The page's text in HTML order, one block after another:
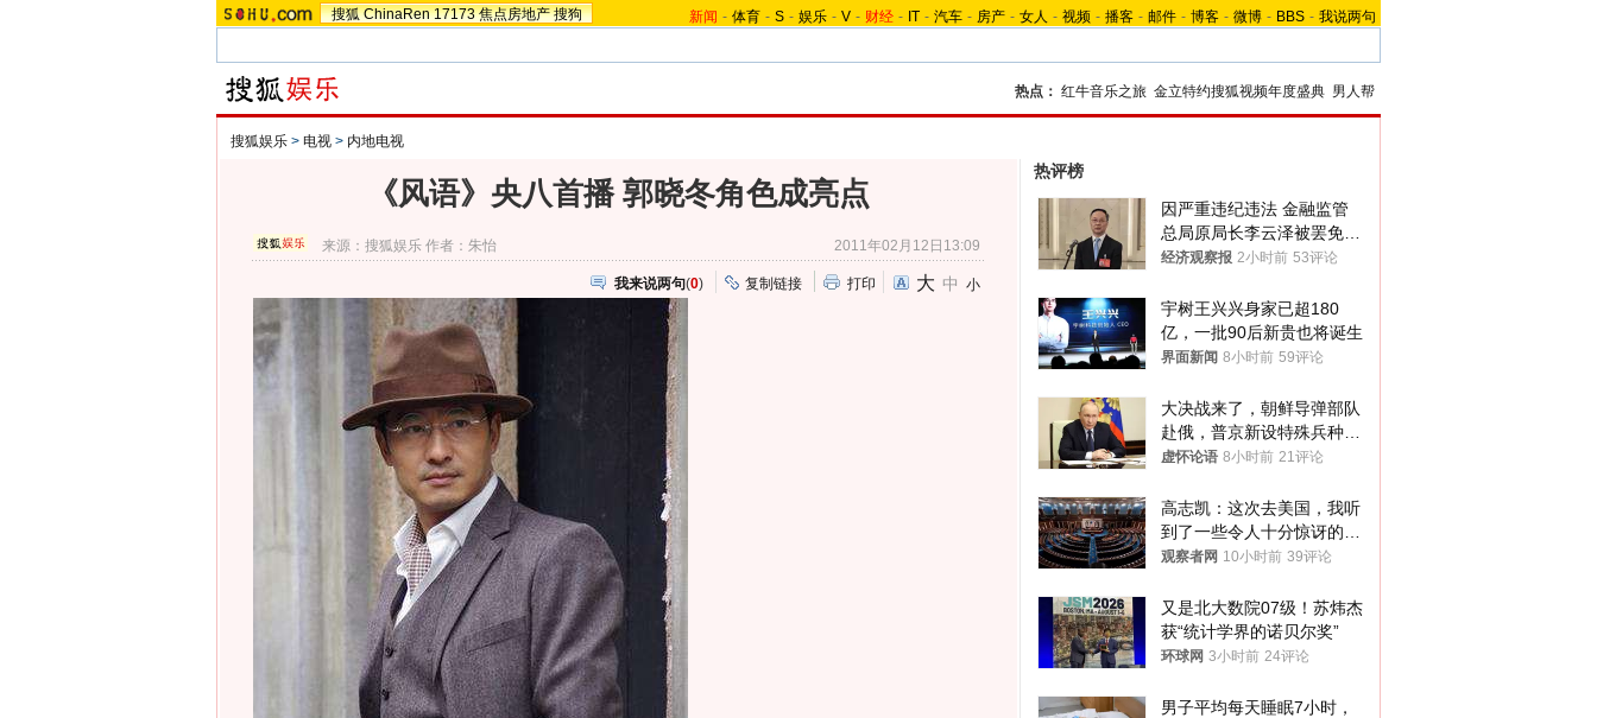
搜狐 ChinaRen 17173 焦点房地产 搜狗 新闻 - 体育 - S - 娱乐 - V - 财经 - IT - 汽车 - 房产 - 女人 - 视频 - 播客 - 邮件 - 博客 - 微博 - BBS - 我说两句
热点： 红牛音乐之旅 金立特约搜狐视频年度盛典 男人帮
搜狐娱乐 > 电视 > 内地电视
《风语》央八首播 郭晓冬角色成亮点
来源：搜狐娱乐 作者：朱怡 2011年02月12日13:09
我来说两句(0) 复制链接 打印 大 中 小
热评榜
因严重违纪违法 金融监管
总局原局长李云泽被罢免全
国人大代表
经济观察报 2小时前 53评论
宇树王兴兴身家已超180
亿，一批90后新贵也将诞生
界面新闻 8小时前 59评论
大决战来了，朝鲜导弹部队
赴俄，普京新设特殊兵种，
76岁老将扛旗
虚怀论语 8小时前 21评论
高志凯：这次去美国，我听
到了一些令人十分惊讶的消
息
观察者网 10小时前 39评论
又是北大数院07级！苏炜杰
获“统计学界的诺贝尔奖”
环球网 3小时前 24评论
男子平均每天睡眠7小时，